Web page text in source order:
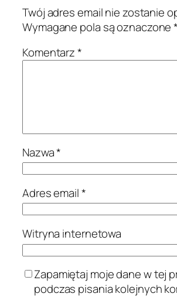
Twój adres email nie zostanie
Wymagane pola są oznaczone*
Komentarz*
Nazwa*
Adres email*
Witryna internetowa
Zapamiętaj moje dane w tej
podczas pisania kolejnych